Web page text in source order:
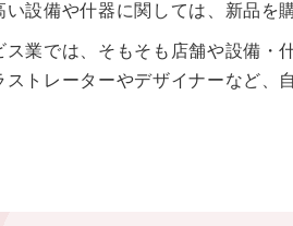
い設備や什器に関しては、新品を
ス業では、そもそも店舗や設備
ストレーターやデザイナーなど、